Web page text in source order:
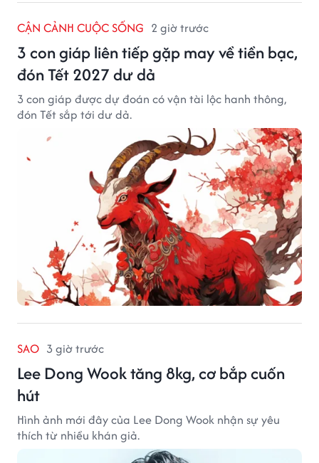
CẬN CẢNH CUỘC SỐNG 2 giờ trước
3 con giáp liên tiếp gặp may về tiền bạc,
đón Tết 2027 dư dả
3 con giáp được dự đoán có vận tài lộc hanh thông,
đón Tết sắp tới dư dả.
SAO 3 giờ trước
Lee Dong Wook tăng 8kg, cơ bắp cuốn
hút
Hình ảnh mới đây của Lee Dong Wook nhận sự yêu
thích từ nhiều khán giả.